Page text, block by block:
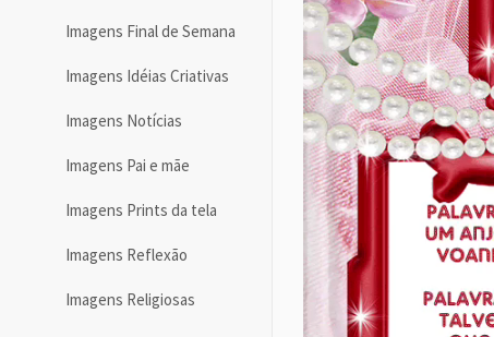
Imagens Final de Semana
Imagens Idéias Criativas
Imagens Notícias
Imagens Pai e mãe
Imagens Prints da tela
Imagens Reflexão
Imagens Religiosas